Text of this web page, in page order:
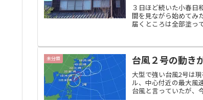
３日ほど続いた小春日
間を見ながら始めてみ
届くところは全部塗っ
未分類 台風２号の動き
大型で強い台風2号は
ル、中心付近の最大風
台風と言っていたが、